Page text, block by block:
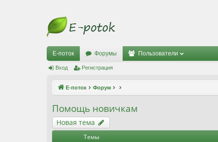
Е-поток Форумы Пользователи
Вход Регистрация
Е-поток Форум
Помощь новичкам
Новая тема
Темы